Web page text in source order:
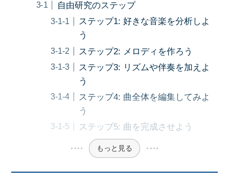
自由研究のステップ
ステップ1: 好きな音楽を分析しよ
う
ステップ2: メロディを作ろう
ステップ3: リズムや伴奏を加えよ
う
ステップ4: 曲全体を編集してみよ
う
ステップ5: 曲を完成させよう
もっと見る